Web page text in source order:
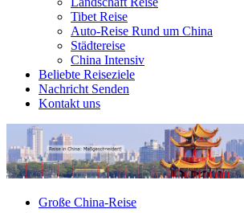
Tibet Reise
Auto-Reise Rund um China
Städtereise
China Intensiv
Beliebte Reiseziele
Nachricht Senden
Kontakt uns
Große China-Reise